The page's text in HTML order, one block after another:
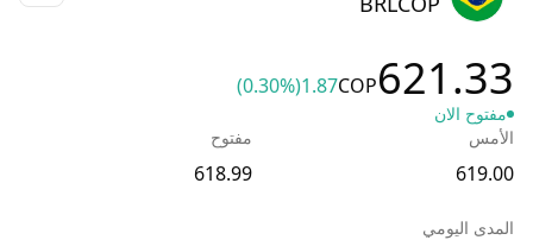
621.33
COP
1.87
(0.30%)
مفتوح الان
الأمس
619.00
مفتوح
618.99
المدى اليومي